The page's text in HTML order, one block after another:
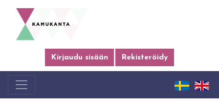
Kirjaudu sisään Rekisteröidy